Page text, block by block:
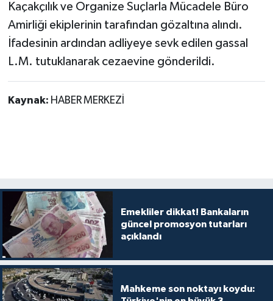
Kaçakçılık ve Organize Suçlarla Mücadele Büro
Amirliği ekiplerinin tarafından gözaltına alındı.
İfadesinin ardından adliyeye sevk edilen gassal
L.M. tutuklanarak cezaevine gönderildi.
Kaynak: HABER MERKEZİ
Emekliler dikkat! Bankaların
güncel promosyon tutarları
açıklandı
Mahkeme son noktayı koydu: